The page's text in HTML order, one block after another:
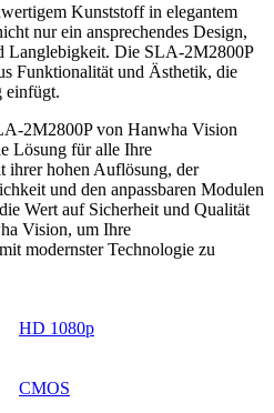
Kunststoff in elegantem
nur ein ansprechendes Design,
Langlebigkeit. Die SLA-2M2800P
Funktionalität und Ästhetik, die
einfügt.
2M2800P von Hanwha Vision
Lösung für alle Ihre
ihrer hohen Auflösung, der
und den anpassbaren Modulen
Wert auf Sicherheit und Qualität
Vision, um Ihre
modernster Technologie zu
HD 1080p
CMOS